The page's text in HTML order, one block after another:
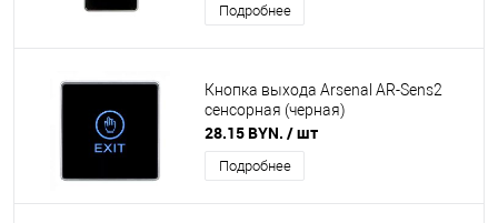
Подробнее
Кнопка выхода Arsenal AR-Sens2
сенсорная (черная)
28.15 BYN. / шт
Подробнее